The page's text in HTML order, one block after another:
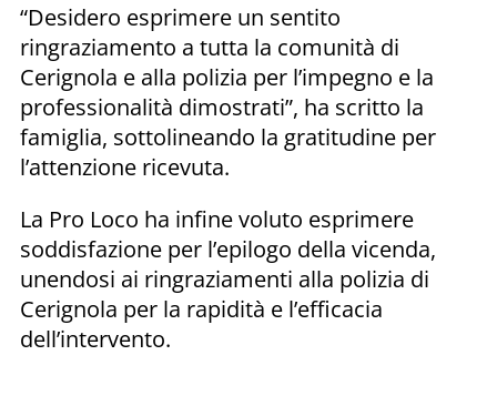
“Desidero esprimere un sentito
ringraziamento a tutta la comunità di
Cerignola e alla polizia per l’impegno e la
professionalità dimostrati”, ha scritto la
famiglia, sottolineando la gratitudine per
l’attenzione ricevuta.
La Pro Loco ha infine voluto esprimere
soddisfazione per l’epilogo della vicenda,
unendosi ai ringraziamenti alla polizia di
Cerignola per la rapidità e l’efficacia
dell’intervento.